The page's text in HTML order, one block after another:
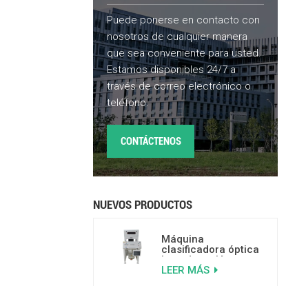
Puede ponerse en contacto con
nosotros de cualquier manera
que sea conveniente para usted.
Estamos disponibles 24/7 a
través de correo electrónico o
teléfono.
CONTÁCTENOS
NUEVOS PRODUCTOS
Máquina
clasificadora óptica
basada en IA para
frutos secos de 500
LEER MÁS